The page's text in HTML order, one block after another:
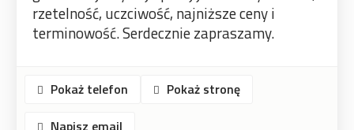
rzetelność, uczciwość, najniższe ceny i
terminowość. Serdecznie zapraszamy.
Pokaż telefon
Pokaż stronę
Napisz email